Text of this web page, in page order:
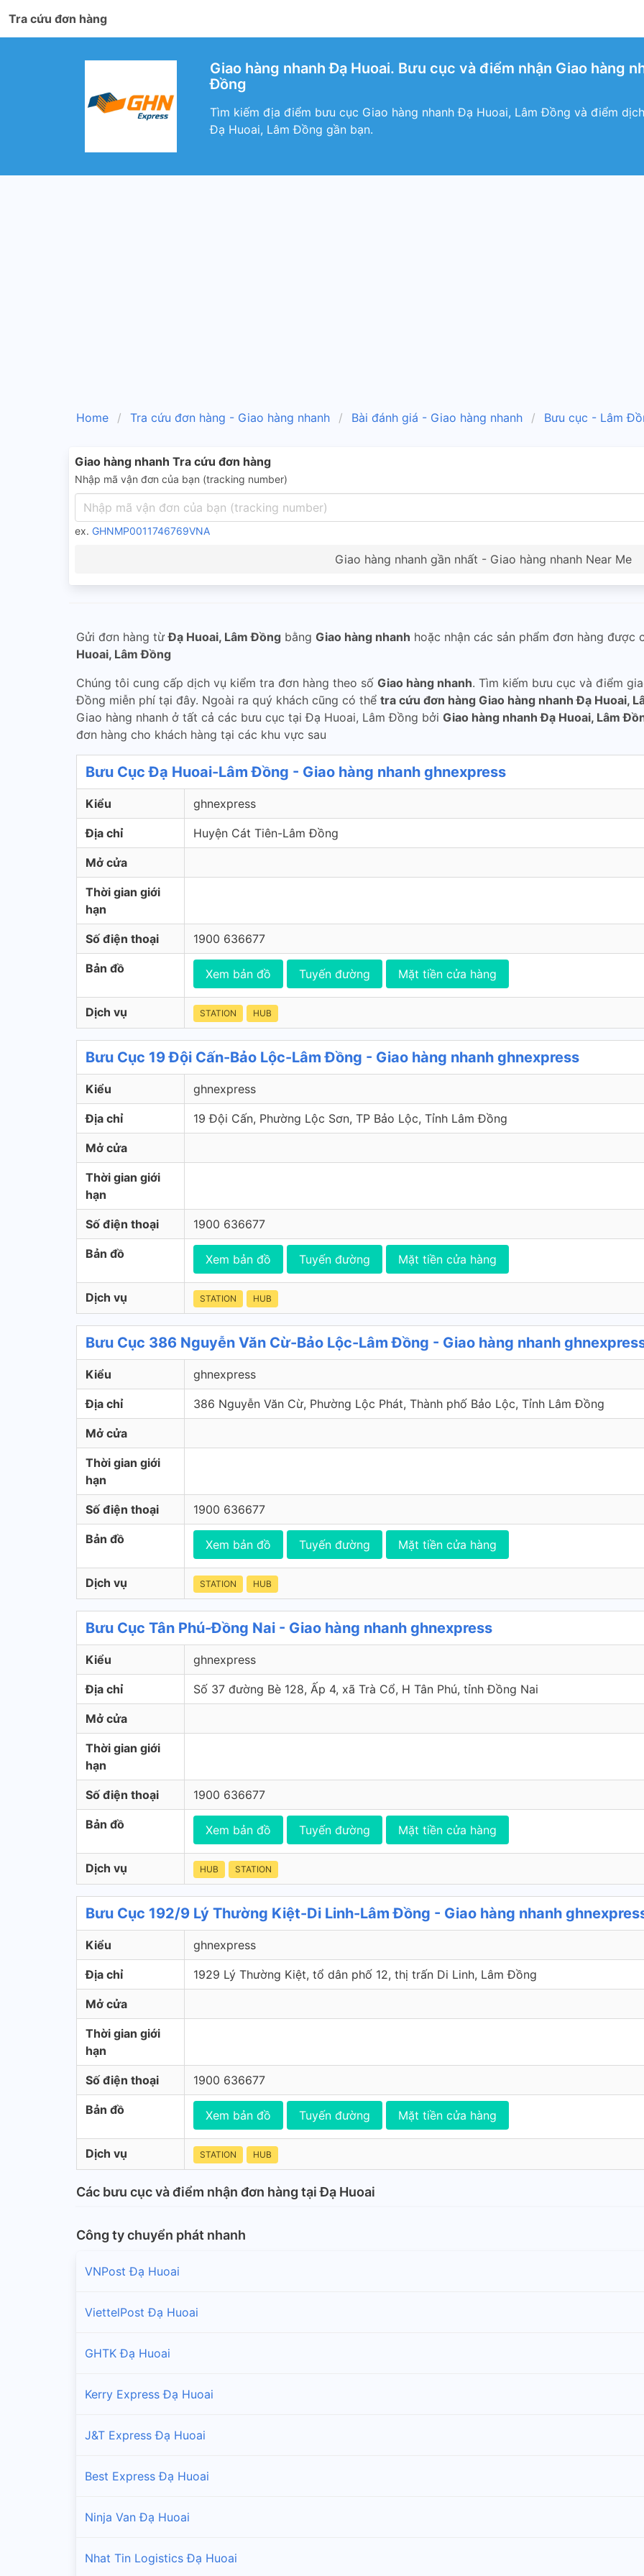
Tra cứu đơn hàng
Giao hàng nhanh Đạ Huoai. Bưu cục và điểm nhận Giao hàng
Đồng
Tìm kiếm địa điểm bưu cục Giao hàng nhanh Đạ Huoai, Lâm Đồng và điểm
Đạ Huoai, Lâm Đồng gần bạn.
Home Tra cứu đơn hàng - Giao hàng nhanh Bài đánh giá - Giao hàng nhanh Bưu cục - Lâm
Giao hàng nhanh Tra cứu đơn hàng
Nhập mã vận đơn của bạn (tracking number)
ex. GHNMP0011746769VNA
Giao hàng nhanh gần nhất - Giao hàng nhanh Near Me
Gửi đơn hàng từĐạ Huoai, Lâm Đồng bằng Giao hàng nhanh hoặc nhận các sản phẩm đơn hàng được
Huoai, Lâm Đồng
Chúng tôi cung cấp dịch vụ kiểm tra đơn hàng theo số Giao hàng nhanh. Tìm kiếm bưu cục và điểm
Đồng miễn phí tại đây. Ngoài ra quý khách cũng có thể tra cứu đơn hàng Giao hàng nhanh Đạ Huoai,
Giao hàng nhanh ở tất cả các bưu cục tại Đạ Huoai, Lâm Đồng bởi Giao hàng nhanh Đạ Huoai, Lâm
đơn hàng cho khách hàng tại các khu vực sau
Bưu Cục Đạ Huoai-Lâm Đồng - Giao hàng nhanh ghnexpress
Kiểu ghnexpress
Địa chỉ Huyện Cát Tiên-Lâm Đồng
Mở cửa
Thời gian giới
hạn
Số điện thoại 1900 636677
Bản đồ Xem bản đồ Tuyến đường Mặt tiền cửa hàng
Dịch vụ STATION HUB
Bưu Cục 19 Đội Cấn-Bảo Lộc-Lâm Đồng - Giao hàng nhanh ghnexpress
Kiểu ghnexpress
Địa chỉ 19 Đội Cấn, Phường Lộc Sơn, TP Bảo Lộc, Tỉnh Lâm Đồng
Mở cửa
Thời gian giới
hạn
Số điện thoại 1900 636677
Bản đồ Xem bản đồ Tuyến đường Mặt tiền cửa hàng
Dịch vụ STATION HUB
Bưu Cục 386 Nguyễn Văn Cừ-Bảo Lộc-Lâm Đồng - Giao hàng nhanh
Kiểu ghnexpress
Địa chỉ 386 Nguyễn Văn Cừ, Phường Lộc Phát, Thành phố Bảo Lộc, Tỉnh Lâm Đồng
Mở cửa
Thời gian giới
hạn
Số điện thoại 1900 636677
Bản đồ Xem bản đồ Tuyến đường Mặt tiền cửa hàng
Dịch vụ STATION HUB
Bưu Cục Tân Phú-Đồng Nai - Giao hàng nhanh ghnexpress
Kiểu ghnexpress
Địa chỉ Số 37 đường Bè 128, Ấp 4, xã Trà Cổ, H Tân Phú, tỉnh Đồng Nai
Mở cửa
Thời gian giới
hạn
Số điện thoại 1900 636677
Bản đồ Xem bản đồ Tuyến đường Mặt tiền cửa hàng
Dịch vụ HUB STATION
Bưu Cục 192/9 Lý Thường Kiệt-Di Linh-Lâm Đồng - Giao hàng nhanh
Kiểu ghnexpress
Địa chỉ 1929 Lý Thường Kiệt, tổ dân phố 12, thị trấn Di Linh, Lâm Đồng
Mở cửa
Thời gian giới
hạn
Số điện thoại 1900 636677
Bản đồ Xem bản đồ Tuyến đường Mặt tiền cửa hàng
Dịch vụ STATION HUB
Các bưu cục và điểm nhận đơn hàng tại Đạ Huoai
Công ty chuyển phát nhanh
VNPost Đạ Huoai
ViettelPost Đạ Huoai
GHTK Đạ Huoai
Kerry Express Đạ Huoai
J&T Express Đạ Huoai
Best Express Đạ Huoai
Ninja Van Đạ Huoai
Nhat Tin Logistics Đạ Huoai